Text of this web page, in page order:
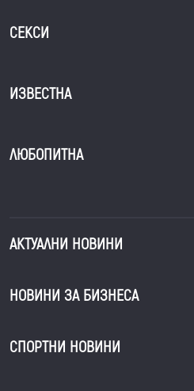
СЕКСИ
ИЗВЕСТНА
ЛЮБОПИТНА
АКТУАЛНИ НОВИНИ
НОВИНИ ЗА БИЗНЕСА
СПОРТНИ НОВИНИ